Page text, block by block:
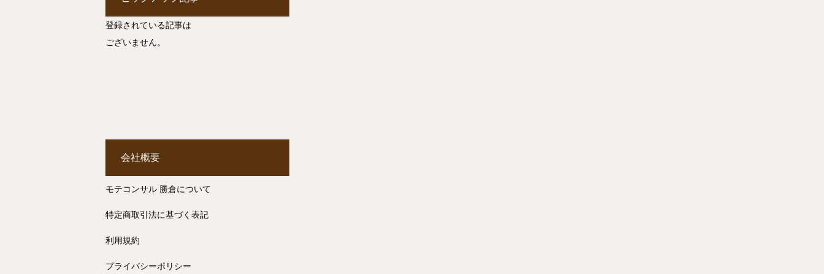
登録されている記事は
ございません。
会社概要
モテコンサル 勝倉について
特定商取引法に基づく表記
利用規約
プライバシーポリシー